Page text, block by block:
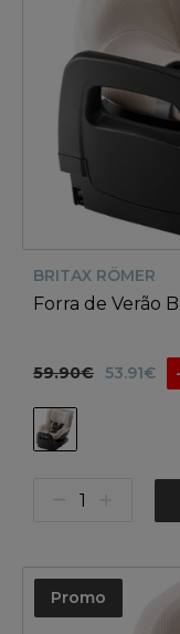
BRITAX RÖMER
Forra de Verão
59.90€ 53.91€
Promo